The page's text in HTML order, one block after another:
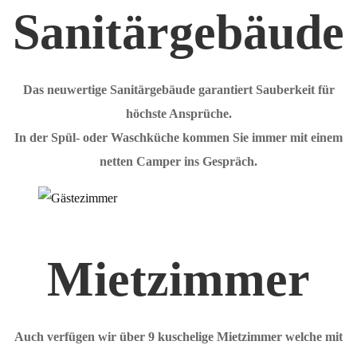
Sanitärgebäude
Das neuwertige Sanitärgebäude garantiert Sauberkeit für
höchste Ansprüche.
In der Spül- oder Waschküche kommen Sie immer mit einem
netten Camper ins Gespräch.
Mietzimmer
Auch verfügen wir über 9 kuschelige Mietzimmer welche mit